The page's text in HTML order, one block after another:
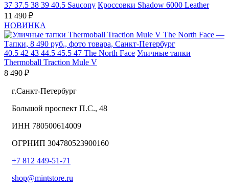
37 37.5 38 39 40.5 Saucony Кроссовки Shadow 6000 Leather
11 490 ₽
НОВИНКА
40.5 42 43 44.5 45.5 47 The North Face Уличные тапки
Thermoball Traction Mule V
8 490 ₽
г.Санкт-Петербург
Большой проспект П.С., 48
ИНН 780500614009
ОГРНИП 304780523900160
+7 812 449-51-71
shop@mintstore.ru